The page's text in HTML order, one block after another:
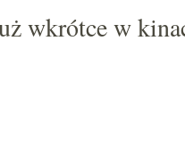
wkrótce w